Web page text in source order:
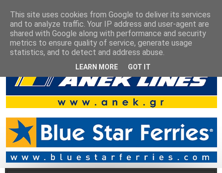
This site uses cookies from Google to deliver its services
and to analyze traffic. Your IP address and user-agent are
shared with Google along with performance and security
metrics to ensure quality of service, generate usage
statistics, and to detect and address abuse.
LEARN MORE GOT IT